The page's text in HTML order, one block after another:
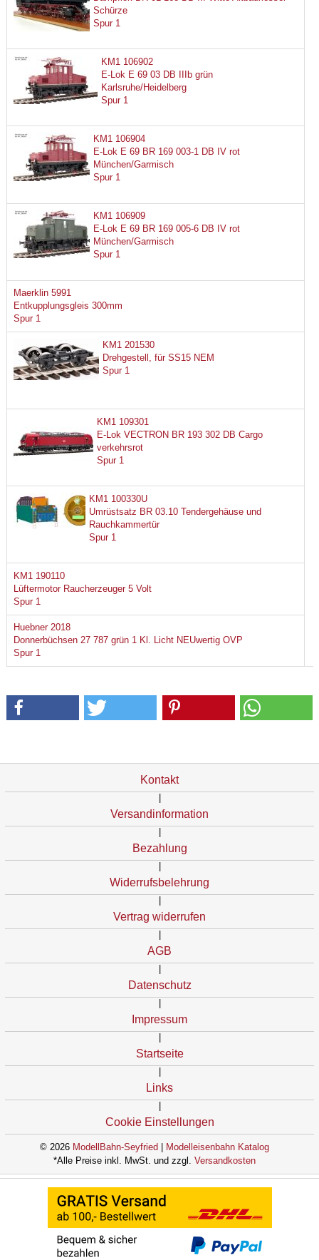
Schürze
Spur 1
KM1 106902
E-Lok E 69 03 DB IIIb grün
Karlsruhe/Heidelberg
Spur 1
KM1 106904
E-Lok E 69 BR 169 003-1 DB IV rot
München/Garmisch
Spur 1
KM1 106909
E-Lok E 69 BR 169 005-6 DB IV rot
München/Garmisch
Spur 1
Maerklin 5991
Entkupplungsgleis 300mm
Spur 1
KM1 201530
Drehgestell, für SS15 NEM
Spur 1
KM1 109301
E-Lok VECTRON BR 193 302 DB Cargo
verkehrsrot
Spur 1
KM1 100330U
Umrüstsatz BR 03.10 Tendergehäuse und
Rauchkammertür
Spur 1
KM1 190110
Lüftermotor Raucherzeuger 5 Volt
Spur 1
Huebner 2018
Donnerbüchsen 27 787 grün 1 Kl. Licht NEUwertig OVP
Spur 1
Kontakt
Versandinformation
Bezahlung
Widerrufsbelehrung
Vertrag widerrufen
AGB
Datenschutz
Impressum
Startseite
Links
Cookie Einstellungen
© 2026 ModellBahn-Seyfried
Modelleisenbahn Katalog
*Alle Preise inkl. MwSt. und zzgl. Versandkosten